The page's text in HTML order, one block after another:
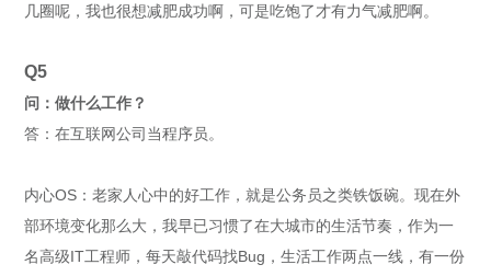
几圈呢，我也很想减肥成功啊，可是吃饱了才有力气减肥啊。
Q5
问：做什么工作？
答：在互联网公司当程序员。
内心OS：老家人心中的好工作，就是公务员之类铁饭碗。现在外
部环境变化那么大，我早已习惯了在大城市的生活节奏，作为一
名高级IT工程师，每天敲代码找Bug，生活工作两点一线，有一份